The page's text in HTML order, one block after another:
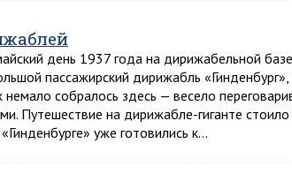
день 1937 года на дирижабельной
пассажирский дирижабль
собралось здесь — весело
Путешествие на дирижабле-гиганте
уже готовились к…